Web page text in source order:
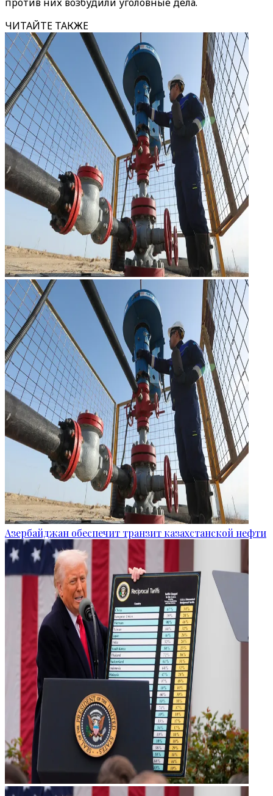
ЧИТАЙТЕ ТАКЖЕ
Азербайджан обеспечит транзит казахстанской нефти